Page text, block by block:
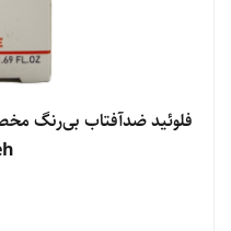
فلوئید ضدآفتاب بی‌رنگ